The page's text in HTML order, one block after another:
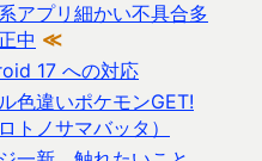
アプリ細かい不具合多
中 ≪
17 への対応
色違いポケモンGET!
ロトノサマバッタ）